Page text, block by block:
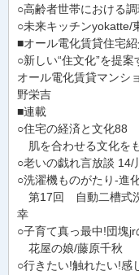
○高齢者世帯における
○未来キッチンyokatte/
■オール電化賃貸住宅紹
○新しい“住文化”を提案
オール電化賃貸マンシ
野栄吉
■連載
○住宅の経済と文化88
肌を合わせる文化を
○老いの戯れ言放談 14/
○洗濯機ものがたり-進
第17回 自動二槽式
幸
○子育て真っ最中!団塊jr
花屋の娘/藤原千秋
○行きたい!触れたい!感